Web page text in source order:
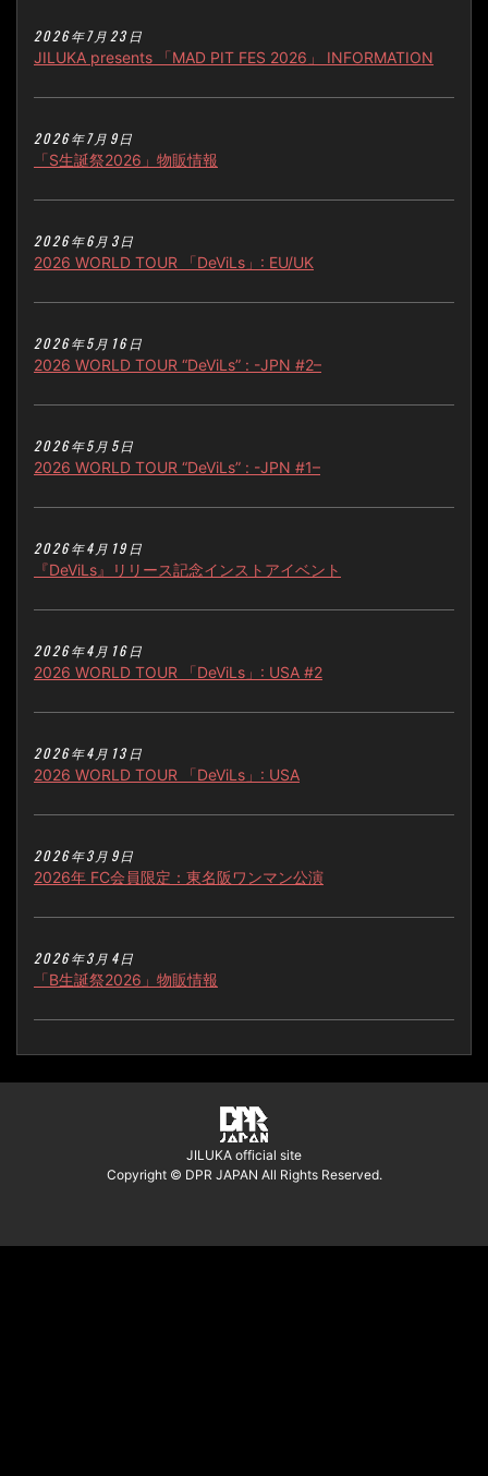
2026年7月23日
JILUKA presents 「MAD PIT FES 2026」 INFORMATION
2026年7月9日
「S生誕祭2026」物販情報
2026年6月3日
2026 WORLD TOUR 「DeViLs」: EU/UK
2026年5月16日
2026 WORLD TOUR “DeViLs” : -JPN #2–
2026年5月5日
2026 WORLD TOUR “DeViLs” : -JPN #1–
2026年4月19日
『DeViLs』リリース記念インストアイベント
2026年4月16日
2026 WORLD TOUR 「DeViLs」: USA #2
2026年4月13日
2026 WORLD TOUR 「DeViLs」: USA
2026年3月9日
2026年 FC会員限定：東名阪ワンマン公演
2026年3月4日
「B生誕祭2026」物販情報
JILUKA official site
Copyright © DPR JAPAN All Rights Reserved.